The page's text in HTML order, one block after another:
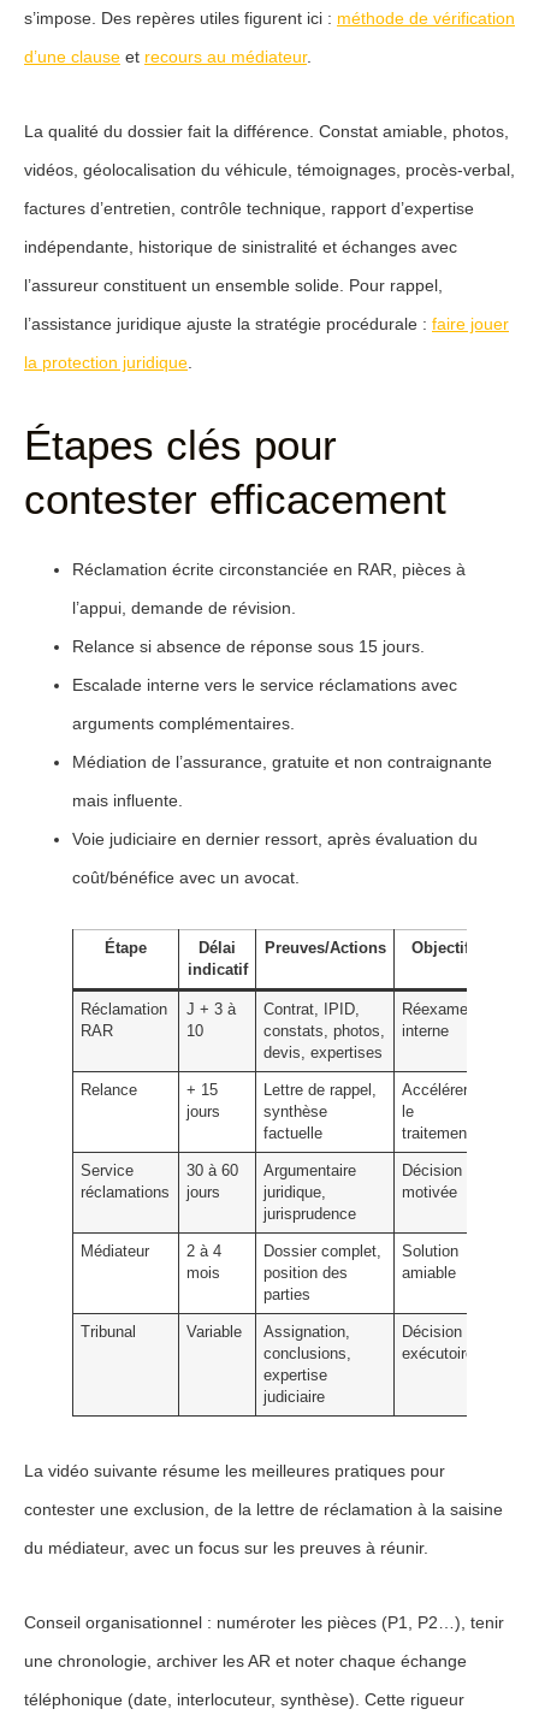
s’impose. Des repères utiles figurent ici : méthode de vérification
d’une clause et recours au médiateur.
La qualité du dossier fait la différence. Constat amiable, photos,
vidéos, géolocalisation du véhicule, témoignages, procès-verbal,
factures d’entretien, contrôle technique, rapport d’expertise
indépendante, historique de sinistralité et échanges avec
l’assureur constituent un ensemble solide. Pour rappel,
l’assistance juridique ajuste la stratégie procédurale : faire jouer
la protection juridique
Étapes clés pour
contester efficacement
Réclamation écrite circonstanciée en RAR, pièces à
l’appui, demande de révision.
Relance si absence de réponse sous 15 jours.
Escalade interne vers le service réclamations avec
arguments complémentaires.
Médiation de l’assurance, gratuite et non contraignante
mais influente.
Voie judiciaire en dernier ressort, après évaluation du
coût/bénéfice avec un avocat.
Étape
Délai
indicatif
Preuves/Actions Objectif
Réclamation
RAR
J + 3 à
10
Contrat, IPID,
constats, photos,
devis, expertises
Réexamen
interne
Relance
+ 15
jours
Lettre de rappel,
synthèse
factuelle
Accélérer
le
traitement
Service
réclamations
30 à 60
jours
Argumentaire
juridique,
jurisprudence
Décision
motivée
Médiateur
2 à 4
mois
Dossier complet,
position des
parties
Solution
amiable
Tribunal Variable
Assignation,
conclusions,
expertise
judiciaire
Décision
exécutoire
La vidéo suivante résume les meilleures pratiques pour
contester une exclusion, de la lettre de réclamation à la saisine
du médiateur, avec un focus sur les preuves à réunir.
Conseil organisationnel : numéroter les pièces (P1, P2…), tenir
une chronologie, archiver les AR et noter chaque échange
téléphonique (date, interlocuteur, synthèse). Cette rigueur